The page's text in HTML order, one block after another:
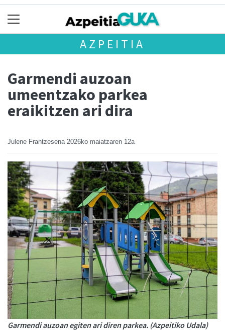
AZPEITIA
Garmendi auzoan
umeentzako parkea
eraikitzen ari dira
Julene Frantzesena 2026ko maiatzaren 12a
Garmendi auzoan egiten ari diren parkea. (Azpeitiko Udala)